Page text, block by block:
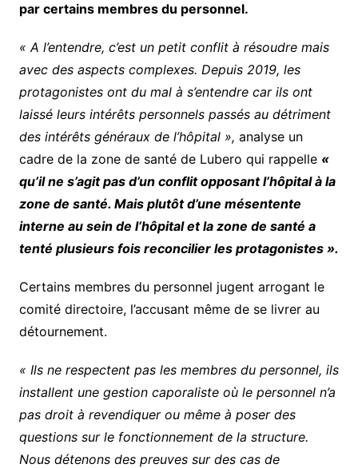
par certains membres du personnel.
« A l’entendre, c’est un petit conflit à résoudre mais
avec des aspects complexes. Depuis 2019, les
protagonistes ont du mal à s’entendre car ils ont
laissé leurs intérêts personnels passés au détriment
des intérêts généraux de l’hôpital », analyse un
cadre de la zone de santé de Lubero qui rappelle «
qu’il ne s’agit pas d’un conflit opposant l’hôpital à la
zone de santé. Mais plutôt d’une mésentente
interne au sein de l’hôpital et la zone de santé a
tenté plusieurs fois reconcilier les protagonistes ».
Certains membres du personnel jugent arrogant le
comité directoire, l’accusant même de se livrer au
détournement.
« Ils ne respectent pas les membres du personnel, ils
installent une gestion caporaliste où le personnel n’a
pas droit à revendiquer ou même à poser des
questions sur le fonctionnement de la structure.
Nous détenons des preuves sur des cas de